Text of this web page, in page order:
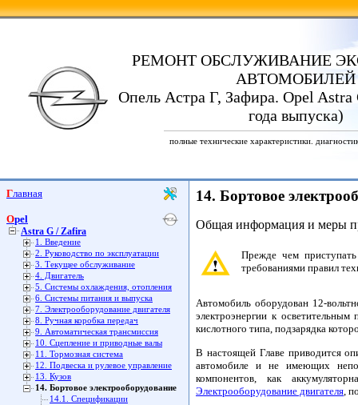
РЕМОНТ ОБСЛУЖИВАНИЕ
АВТОМОБИЛЕЙ
Опель Астра Г, Зафира. Opel
года выпуска)
полные технические характеристики.
Главная
Opel
Astra G / Zafira
1. Введение
2. Руководство по эксплуатации
3. Текущее обслуживание
4. Двигатель
5. Системы охлаждения, отопления
6. Системы питания и выпуска
7. Электрооборудование двигателя
8. Ручная коробка передач
9. Автоматическая трансмиссия
10. Сцепление и приводные валы
11. Тормозная система
12. Подвеска и рулевое управление
13. Кузов
14. Бортовое электрооборудование
14.1. Спецификации
14. Бортовое
Общая информация и меры
Прежде чем приступать
требованиями правил
Автомобиль оборудован 12-
электроэнергии к
кислотного типа, подзарядка
В настоящей Главе приводится
автомобиле и не имеющих
компонентов, как
Электрооборудование двигателя ,